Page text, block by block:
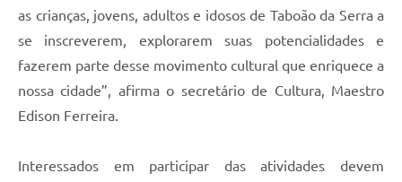
as crianças, jovens, adultos e idosos de Taboão da Serra a
se inscreverem, explorarem suas potencialidades e
fazerem parte desse movimento cultural que enriquece a
nossa cidade”, afirma o secretário de Cultura, Maestro
Edison Ferreira.
Interessados em participar das atividades devem